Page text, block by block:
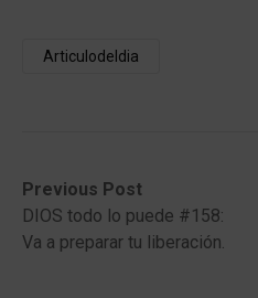
Articulodeldia
Post
navigation
Previous Post
Previous
post:DIOS todo lo puede #158:
Va a preparar tu liberación.
Next
post: